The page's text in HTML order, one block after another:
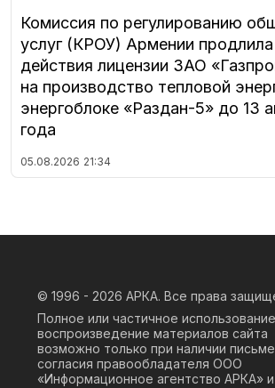
Комиссия по регулированию
услуг (КРОУ) Армении
действия лицензии ЗАО
на производство тепловой
энергоблоке «Раздан-5» до 13
года
05.08.2026 21:34
© 1996 - 2026 АРКА. Все права
Полное или частичное
воспроизведение материалов сайта
возможно только при наличии
согласия правообладателя ООО
«Информационное агентство АРКА» и